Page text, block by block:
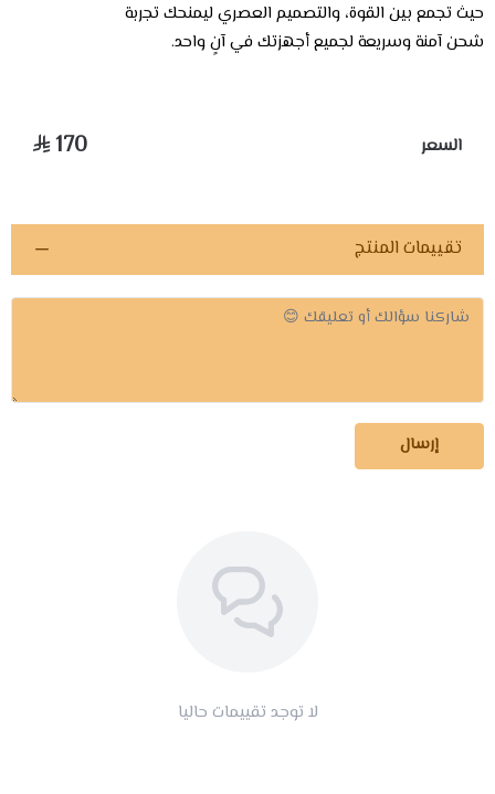
حيث تجمع بين القوة، والتصميم العصري ليمنحك تجربة
شحن آمنة وسريعة لجميع أجهزتك في آنٍ واحد.
السعر 170
تقييمات المنتج
إرسال
لا توجد تقييمات حاليا